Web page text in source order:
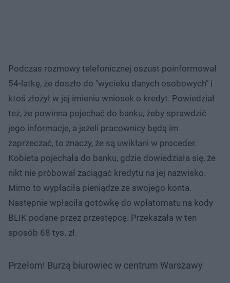
Podczas rozmowy telefonicznej oszust poinformował
54-latkę, że doszło do "wycieku danych osobowych" i
ktoś złożył w jej imieniu wniosek o kredyt. Powiedział
też, że powinna pojechać do banku, żeby sprawdzić
jego informacje, a jeżeli pracownicy będą im
zaprzeczać, to znaczy, że są uwikłani w proceder.
Kobieta pojechała do banku, gdzie dowiedziała się, że
nikt nie próbował zaciągać kredytu na jej nazwisko.
Mimo to wypłaciła pieniądze ze swojego konta.
Następnie wpłaciła gotówkę do wpłatomatu na kody
BLIK podane przez przestępcę. Przekazała w ten
sposób 68 tys. zł.
Przełom! Burzą biurowiec w centrum Warszawy